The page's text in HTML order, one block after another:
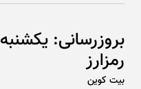
بروزرسانی: یکشنبه 28 دی
رمزارز
بیت کوین